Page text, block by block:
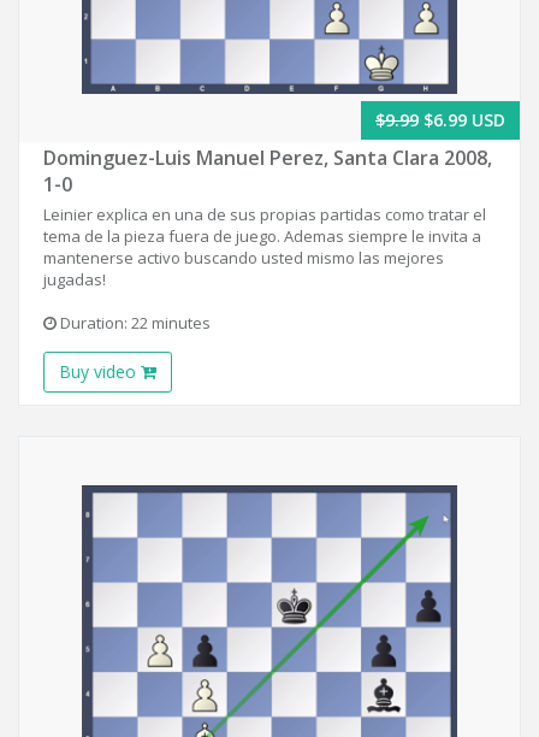
$9.99 $6.99 USD
Dominguez-Luis Manuel Perez, Santa Clara 2008,
1-0
Leinier explica en una de sus propias partidas como tratar el
tema de la pieza fuera de juego. Ademas siempre le invita a
mantenerse activo buscando usted mismo las mejores
jugadas!
Duration: 22 minutes
Buy video